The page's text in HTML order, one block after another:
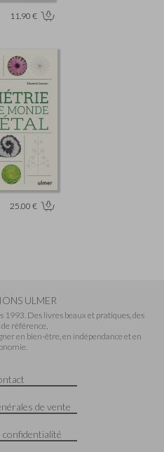
11.90 €
25.00 €
ULMER
Des livres beaux et pratiques, des
référence,
en bien-être, en indépendance et en
de vente
confidentialité